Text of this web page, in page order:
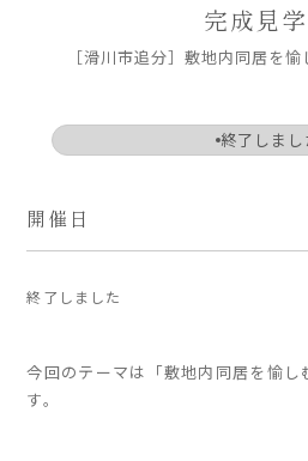
CONTENTS
ARS HOMEとは
- 商品コンセプト
デザイン
- 内観デザイン
- 生活デザイン
完成見
［滑川市追分］敷地内同居を
終了しまし
開催日
終了しました
今回のテーマは「敷地内同居を愉し
す。